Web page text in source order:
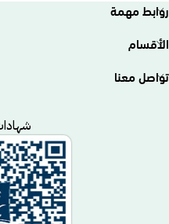
روابط مهمة
الأقسام
تواصل معنا